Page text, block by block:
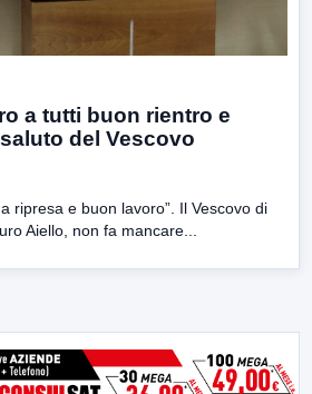
a tutti buon rientro e
del Vescovo
ripresa e buon lavoro”. Il Vescovo di
Aiello, non fa mancare...